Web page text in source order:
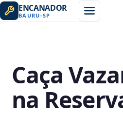
ENCANADOR
BAURU-SP
Caça
na